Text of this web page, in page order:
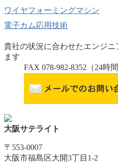
ワイヤフォーミングマシン
電子カム応用技術
貴社の状況に合わせたエンジ
ます
FAX 078-982-8352 （24時
大阪サテライト
〒553-0007
大阪市福島区大開3丁目1-2